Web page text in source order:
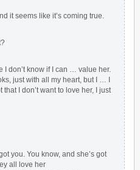
it seems like it’s coming true.
I don’t know if I can … value her.
just with all my heart, but I … I
that I don’t want to love her, I just
you. You know, and she’s got
all love her